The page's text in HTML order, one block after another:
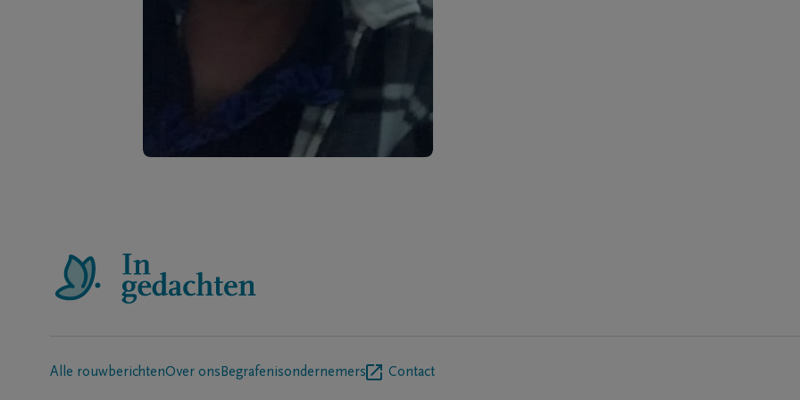
Alle rouwberichtenOver ons Begrafenisondernemers Contact